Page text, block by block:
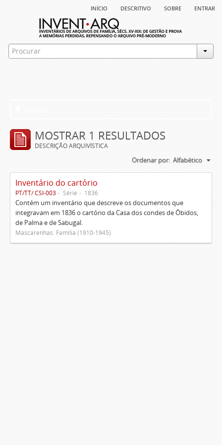
início descritivo sobre entrar
MOSTRAR 1 RESULTADOS
DESCRIÇÃO ARQUIVÍSTICA
Ordenar por: Alfabético
Inventário do cartório
PT/TT/ CSI-003 Série 1836
Contém um inventário que descreve os documentos que
integravam em 1836 o cartório da Casa dos condes de Óbidos,
de Palma e de Sabugal.
Mascarenhas. Família (1910-1945)